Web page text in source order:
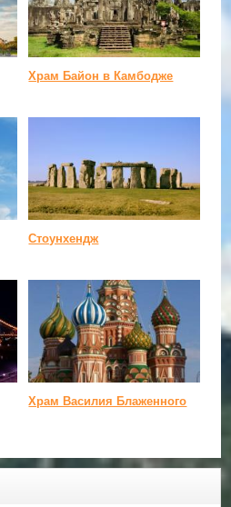
Храм Байон в Камбодже
Стоунхендж
Храм Василия Блаженного